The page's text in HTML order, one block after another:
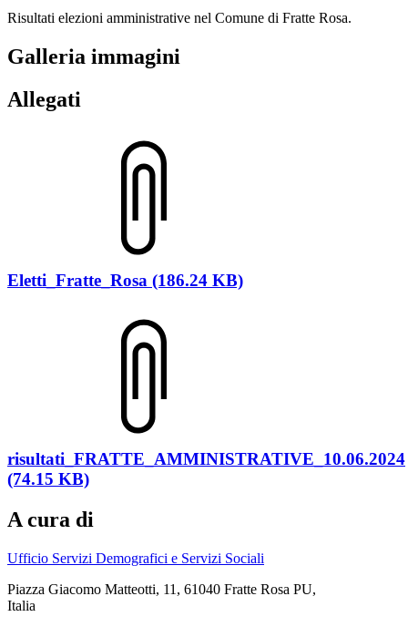
Risultati elezioni amministrative nel Comune di Fratte Rosa.
Galleria immagini
Allegati
Eletti_Fratte_Rosa (186.24 KB)
risultati_FRATTE_AMMINISTRATIVE_10.06.2024
(74.15 KB)
A cura di
Ufficio Servizi Demografici e Servizi Sociali
Piazza Giacomo Matteotti, 11, 61040 Fratte Rosa PU,
Italia